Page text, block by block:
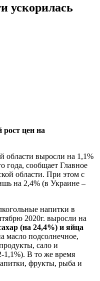
ускорилась
рост цен на
области выросли на 1,1%
года, сообщает Главное
области. При этом с
на 2,4% (в Украине –
напитки в
2020г. выросли на
(на 24,4%) и яйца
масло подсолнечное,
сало и
В то же время
фрукты, рыба и